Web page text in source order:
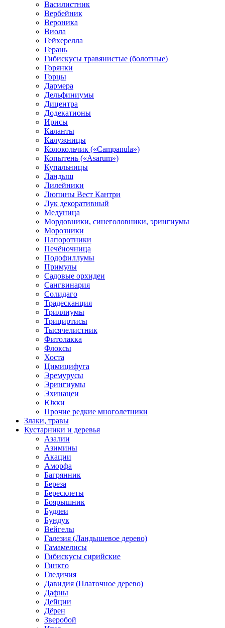
Василистник
Вербейник
Вероника
Виола
Гейхерелла
Герань
Гибискусы травянистые (болотные)
Горянки
Горцы
Дармера
Дельфиниумы
Дицентра
Додекатионы
Ирисы
Каланты
Калужницы
Колокольчик («Campanula»)
Копытень («Asarum»)
Купальницы
Ландыш
Лилейники
Люпины Вест Кантри
Лук декоративный
Медуница
Мордовники, синеголовники, эрингиумы
Морозники
Папоротники
Печёночница
Подофиллумы
Примулы
Садовые орхидеи
Сангвинария
Солидаго
Традесканция
Триллиумы
Трициртисы
Тысячелистник
Фитолакка
Флоксы
Хоста
Цимицифуга
Эремурусы
Эрингиумы
Эхинацеи
Юкки
Прочие редкие многолетники
Злаки, травы
Кустарники и деревья
Азалии
Азимины
Акации
Аморфа
Багрянник
Береза
Бересклеты
Боярышник
Будлеи
Бундук
Вейгелы
Галезия (Ландышевое дерево)
Гамамелисы
Гибискусы сирийские
Гинкго
Гледичия
Давидия (Платочное дерево)
Дафны
Дейции
Дёрен
Зверобой